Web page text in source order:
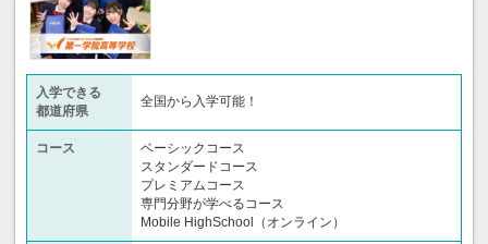
入学できる
都道府県
全国から入学可能！
コース
ベーシックコース
スタンダードコース
プレミアムコース
専門分野が学べるコース
Mobile HighSchool（オンライン）